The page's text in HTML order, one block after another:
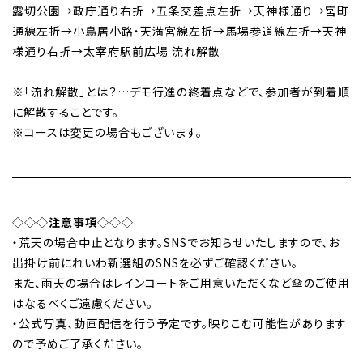
露切公園→政庁通り右折→五条交差点左折→天神様通り→宮町
通線左折→小鳥居小路・天満宮線左折→馬場参道線左折→天神
様通り右折→太宰府駅前広場 流れ解散
※「流れ解散」とは？…デモ行進の終着点などで、参加者が到着順
に解散することです。
※コースは変更の場合もございます。
◇◇◇注意事項◇◇◇
・荒天の場合中止となります。SNSでお知らせいたしますので、お
出掛け前にれいわ新選組のSNSを必ずご確認ください。
また、雨天の場合はレインコートをご用意いただくなど傘のご使用
はなるべくご遠慮ください。
・公式写真、動画配信を行う予定です。映りこむ可能性があります
ので予めご了承ください。